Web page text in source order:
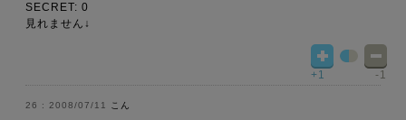
SECRET: 0
見れません↓
+1 -1
2008/07/11 こん